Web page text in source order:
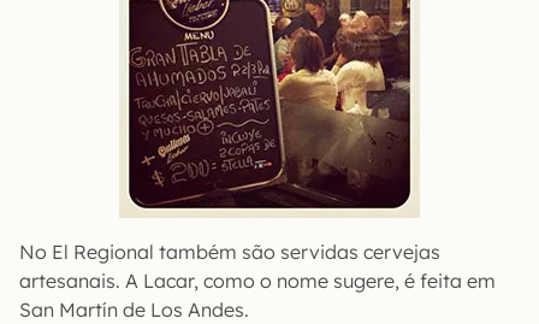
No El Regional também são servidas cervejas
artesanais. A Lacar, como o nome sugere, é feita em
San Martín de Los Andes.